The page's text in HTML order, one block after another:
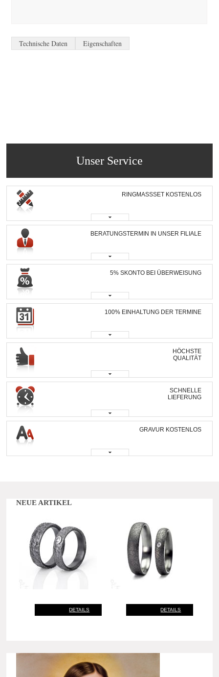
Technische Daten Eigenschaften
Unser Service
RINGMASSSET KOSTENLOS
BERATUNGSTERMIN IN UNSER FILIALE
5% SKONTO BEI ÜBERWEISUNG
100% EINHALTUNG DER TERMINE
HÖCHSTE
QUALITÄT
SCHNELLE
LIEFERUNG
GRAVUR KOSTENLOS
NEUE ARTIKEL
DETAILS DETAILS